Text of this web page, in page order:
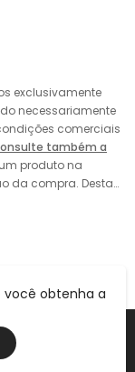
exclusivamente
necessariamente
comerciais
também a
produto na
da compra. Desta
caso de alteração
estoques. As
meramente
variações devido
(monitor, celular,
0001-08 | IE
- SP - CEP 01307-001
você obtenha a